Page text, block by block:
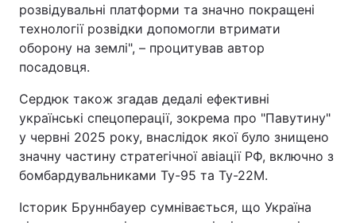
розвідувальні платформи та значно покращені
технології розвідки допомогли втримати
оборону на землі", – процитував автор
посадовця.
Сердюк також згадав дедалі ефективні
українські спецоперації, зокрема про "Павутину"
у червні 2025 року, внаслідок якої було знищено
значну частину стратегічної авіації РФ, включно з
бомбардувальниками Ту-95 та Ту-22М.
Історик Бруннбауер сумнівається, що Україна